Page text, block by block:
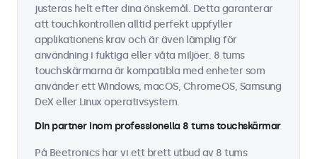
justeras helt efter dina önskemål. Detta garanterar
att touchkontrollen alltid perfekt uppfyller
applikationens krav och är även lämplig för
användning i fuktiga eller våta miljöer. 8 tums
touchskärmarna är kompatibla med enheter som
använder ett Windows, macOS, ChromeOS, Samsung
DeX eller Linux operativsystem.
Din partner inom professionella 8 tums touchskärmar
På Beetronics har vi ett brett utbud av 8 tums